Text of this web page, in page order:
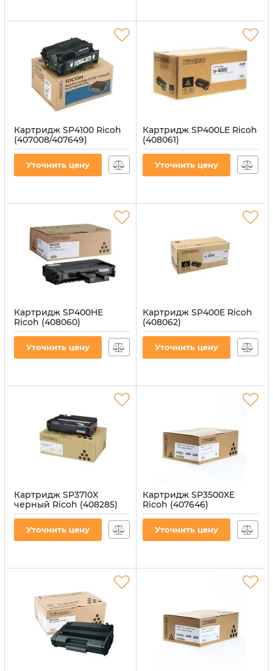
Картридж SP4100 Ricoh
(407008/407649)
Артикул:CT-RIC-SP4100
Уточнить цену
Картридж SP400LE Ricoh
(408061)
Артикул:CT-RIC-SP400LE
Уточнить цену
Картридж SP400HE
Ricoh (408060)
Артикул:CT-RIC-SP400HE
Уточнить цену
Картридж SP400E Ricoh
(408062)
Артикул:CT-RIC-SP400E
Уточнить цену
Картридж SP3710X
черный Ricoh (408285)
Артикул:CT-RIC-SP3710X
Уточнить цену
Картридж SP3500XE
Ricoh (407646)
Артикул:CT-RIC-SP3500
Уточнить цену